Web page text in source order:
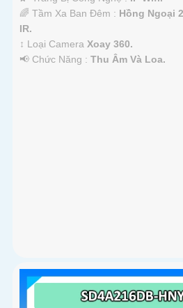
🌈 Tầm Xa Ban Đêm : Hồng Ngoại
IR.
↕️ Loại Camera Xoay 360.
️📢 Chức Năng : Thu Âm Và Loa.